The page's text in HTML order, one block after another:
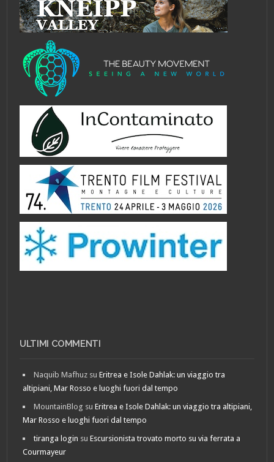
ULTIMI COMMENTI
Naquib Mafhuz suEritrea e Isole Dahlak: un viaggio tra
altipiani, Mar Rosso e luoghi fuori dal tempo
MountainBlog suEritrea e Isole Dahlak: un viaggio tra altipiani,
Mar Rosso e luoghi fuori dal tempo
tiranga login suEscursionista trovato morto su via ferrata a
Courmayeur